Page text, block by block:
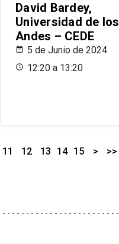
David Bardey,
Universidad de los
Andes – CEDE
5 de Junio de 2024
12:20 a 13:20
11 12 13 14 15 > >>